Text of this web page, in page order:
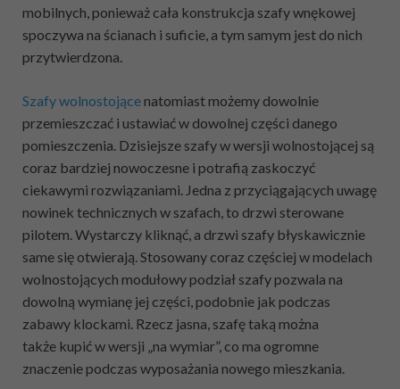
mobilnych, ponieważ cała konstrukcja szafy wnękowej
spoczywa na ścianach i suficie, a tym samym jest do nich
przytwierdzona.
Szafy wolnostojącenatomiast możemy dowolnie
przemieszczać i ustawiać w dowolnej części danego
pomieszczenia. Dzisiejsze szafy w wersji wolnostojącej są
coraz bardziej nowoczesne i potrafią zaskoczyć
ciekawymi rozwiązaniami. Jedna z przyciągających uwagę
nowinek technicznych w szafach, to drzwi sterowane
pilotem. Wystarczy kliknąć, a drzwi szafy błyskawicznie
same się otwierają. Stosowany coraz częściej w modelach
wolnostojących modułowy podział szafy pozwala na
dowolną wymianę jej części, podobnie jak podczas
zabawy klockami. Rzecz jasna, szafę taką można
także kupić w wersji „na wymiar”, co ma ogromne
znaczenie podczas wyposażania nowego mieszkania.